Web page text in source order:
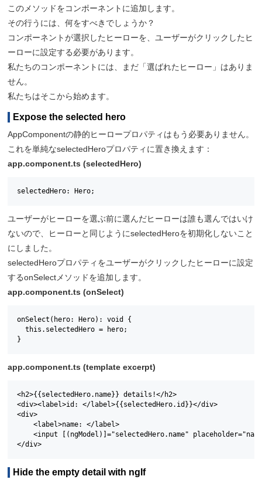
このメソッドをコンポーネントに追加します。
その行うには、何をすべきでしょうか？
コンポーネントが選択したヒーローを、ユーザーがクリックしたヒ
ーローに設定する必要があります。
私たちのコンポーネントには、まだ「選ばれたヒーロー」はありま
せん。
私たちはそこから始めます。
Expose the selected hero
AppComponentの静的ヒーロープロパティはもう必要ありません。
これを単純なselectedHeroプロパティに置き換えます：
app.component.ts (selectedHero)
selectedHero: Hero;
ユーザーがヒーローを選ぶ前に選んだヒーローは誰も選んではいけ
ないので、ヒーローと同じようにselectedHeroを初期化しないこと
にしました。
selectedHeroプロパティをユーザーがクリックしたヒーローに設定
するonSelectメソッドを追加します。
app.component.ts (onSelect)
onSelect(hero: Hero): void {
  this.selectedHero = hero;
}
app.component.ts (template excerpt)
<h2>{{selectedHero.name}} details!</h2>
<div><label>id: </label>{{selectedHero.id}}</div>
<div>
    <label>name: </label>
<input [(ngModel)]="selectedHero.name"
</div>
Hide the empty detail with ngIf